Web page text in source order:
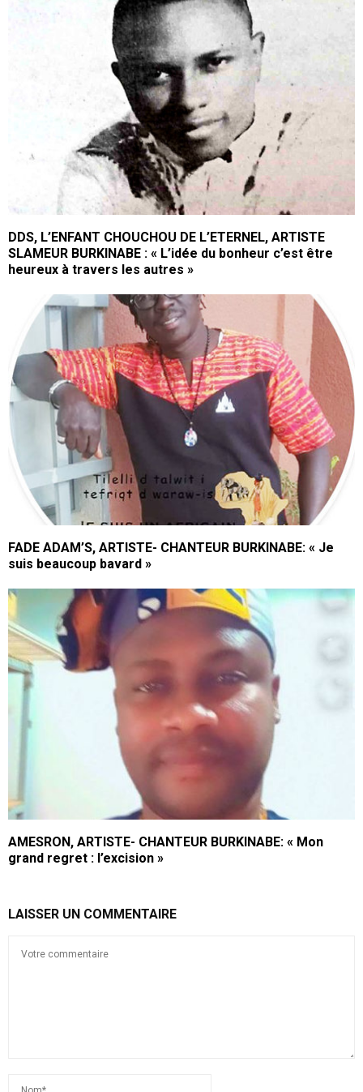
DDS, L’ENFANT CHOUCHOU DE L’ETERNEL, ARTISTE
SLAMEUR BURKINABE : « L’idée du bonheur c’est être
heureux à travers les autres »
FADE ADAM’S, ARTISTE- CHANTEUR BURKINABE: « Je
suis beaucoup bavard »
AMESRON, ARTISTE- CHANTEUR BURKINABE: « Mon
grand regret : l’excision »
LAISSER UN COMMENTAIRE